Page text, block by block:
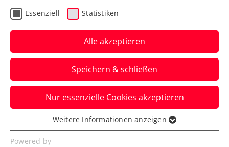
French Open: Österreich
auch bei den Offiziellen
stark vertreten
Eva Rungaldier und Martine Stauder
fungieren in Paris als Linienrichterin. Mit
Essenziell Statistiken
Alle akzeptieren
Speichern & schließen
Nur essenzielle Cookies akzeptieren
Essenziell
Essenzielle Cookies werden für grundlegende
Weitere Informationen anzeigen
Powered by